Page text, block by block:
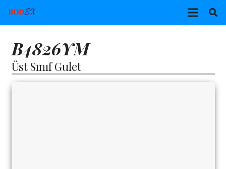
B4826YM
Üst Sınıf Gulet